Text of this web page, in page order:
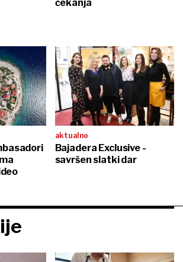
čekanja
aktualno
Bajadera Exclusive -
savršen slatki dar